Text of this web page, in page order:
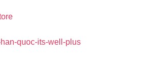
quoc-its-well-plus